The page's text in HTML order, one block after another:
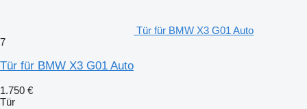
Tür für BMW X3 G01 Auto
7
Tür für BMW X3 G01 Auto
1.750 €
Tür